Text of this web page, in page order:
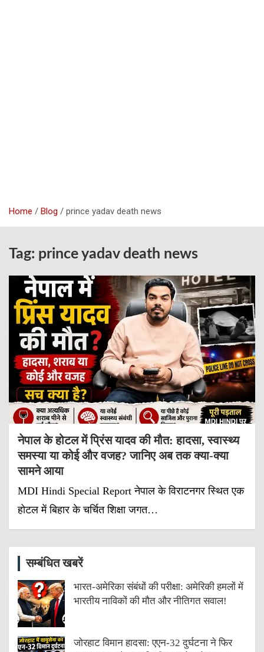
Home Blog prince yadav death news
Tag: prince yadav death news
नेपाल के होटल में प्रिंस यादव की मौत: हादसा, स्वास्थ्य
समस्या या कोई और वजह? जानिए अब तक क्या-क्या
सामने आया
MDI Hindi Special Report नेपाल के विराटनगर स्थित एक
होटल में बिहार के चर्चित शिक्षा जगत…
सम्बंधित खबरें
भारत-अमेरिका संबंधों की परीक्षा: अमेरिकी हमलों में
भारतीय नाविकों की मौत और नीतिगत सवाल!
जोरहाट विमान हादसा: एएन-32 दुर्घटना ने फिर